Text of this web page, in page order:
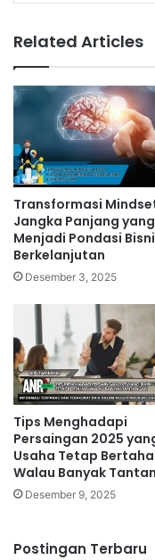
Related Articles
Transformasi
Jangka Panjang yang
Menjadi Pondasi
Berkelanjutan
Desember 3, 2025
Tips Menghadapi
Persaingan 2025
Usaha Tetap
Walau Banyak
Desember 9, 2025
Postingan Terbaru